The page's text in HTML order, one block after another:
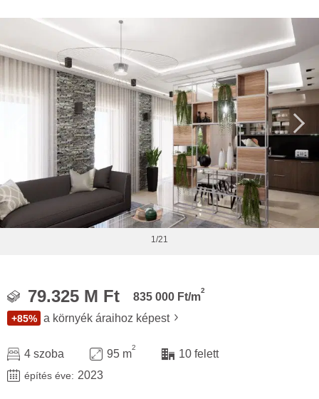
1/21
79.325 M Ft 835 000 Ft/m
2
+85% a környék áraihoz képest
4 szoba 95 m
2
10 felett
építés éve: 2023